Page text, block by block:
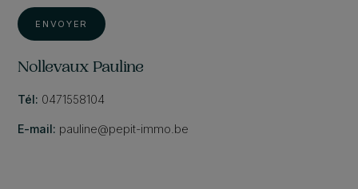
ENVOYER
Nollevaux Pauline
Tél: 0471558104
E-mail: pauline@pepit-immo.be